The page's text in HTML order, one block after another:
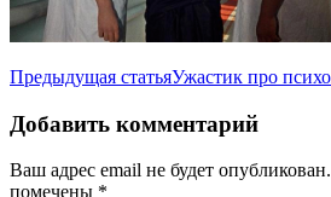
Навигация
по
записям
Предыдущая статьяУжастик про
Добавить комментарий
Ваш адрес email не будет опубликован.
помечены *